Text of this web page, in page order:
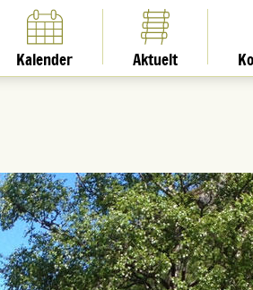
Kalender Aktuelt